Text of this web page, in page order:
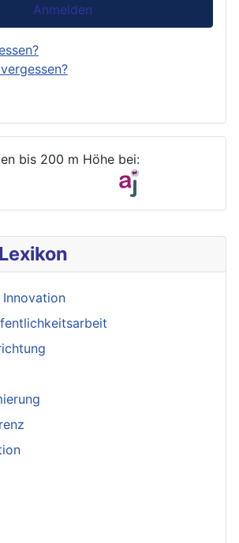
Innovation
Anmelden
bis 200 m Höhe bei: